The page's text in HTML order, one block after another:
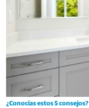
¿Conocías estos 5 consejos?